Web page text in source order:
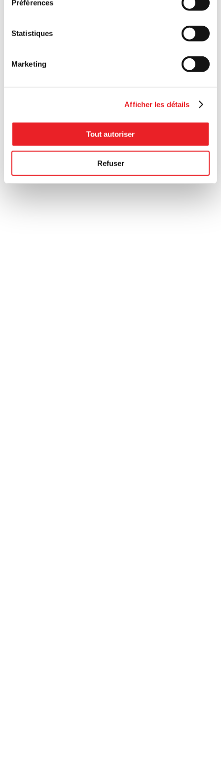
Préférences
Statistiques
Marketing
Afficher les détails
Tout autoriser
Refuser